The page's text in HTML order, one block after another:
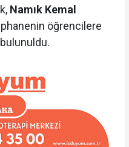
Namık Kemal
öğrencilere